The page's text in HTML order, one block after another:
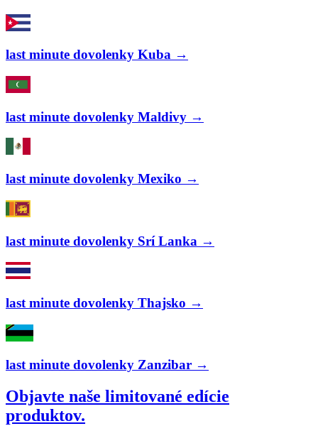
last minute dovolenky Kuba →
last minute dovolenky Maldivy →
last minute dovolenky Mexiko →
last minute dovolenky Srí Lanka →
last minute dovolenky Thajsko →
last minute dovolenky Zanzibar →
Objavte naše limitované edície
produktov.